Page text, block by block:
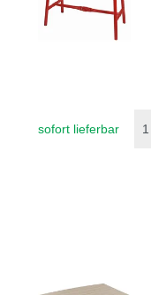
sofort lieferbar